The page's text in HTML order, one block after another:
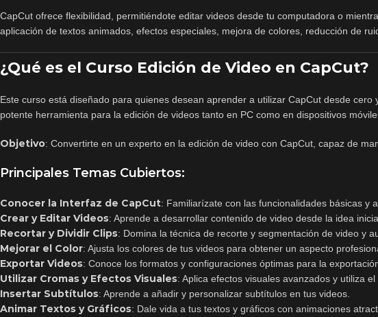
CapCut ofrece flexibilidad, permitiéndote editar videos desde tu computadora o
aplicación de textos animados, efectos especiales, mejora de colores, reducción de
¿Qué es el Curso Edición de Video en CapCut?
Este curso está diseñado para quienes desean aprender a utilizar CapCut desde
potente herramienta para la edición de videos tanto en PC como en dispositivos
Objetivo: Convertirte en un experto en la edición de video con CapCut, capaz de
Principales Temas Cubiertos:
Conocer la Interfaz de CapCut: Familiarízate con las funcionalidades básicas y
Crear y Editar Videos: Aprende a desarrollar contenido de video desde la idea
Recortar y Dividir Clips: Domina la técnica de recorte y segmentación de video y
Mejorar el Color: Ajusta los colores de tus videos para obtener un aspecto
Exportar Videos: Conoce los formatos y configuraciones óptimas para la
Utilizar Cromas y Efectos Visuales: Aplica efectos visuales avanzados y utiliza
Insertar Subtítulos: Aprende a añadir y personalizar subtítulos en tus videos.
Animar Textos y Gráficos: Dale vida a tus textos y gráficos con animaciones